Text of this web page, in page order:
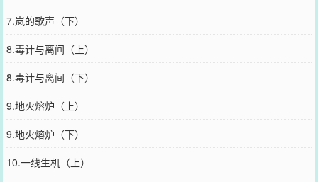
7.岚的歌声（下）
8.毒计与离间（上）
8.毒计与离间（下）
9.地火熔炉（上）
9.地火熔炉（下）
10.一线生机（上）